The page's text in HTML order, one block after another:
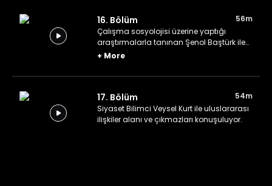
16. Bölüm
56m
Çalışma sosyolojisi üzerine yaptığı
araştırmalarla tanınan Şenol Baştürk ile
emek kavramı ele alınıyor.
+ More
17. Bölüm
54m
Siyaset Bilimci Veysel Kurt ile uluslararası
ilişkiler alanı ve çıkmazları konuşuluyor.